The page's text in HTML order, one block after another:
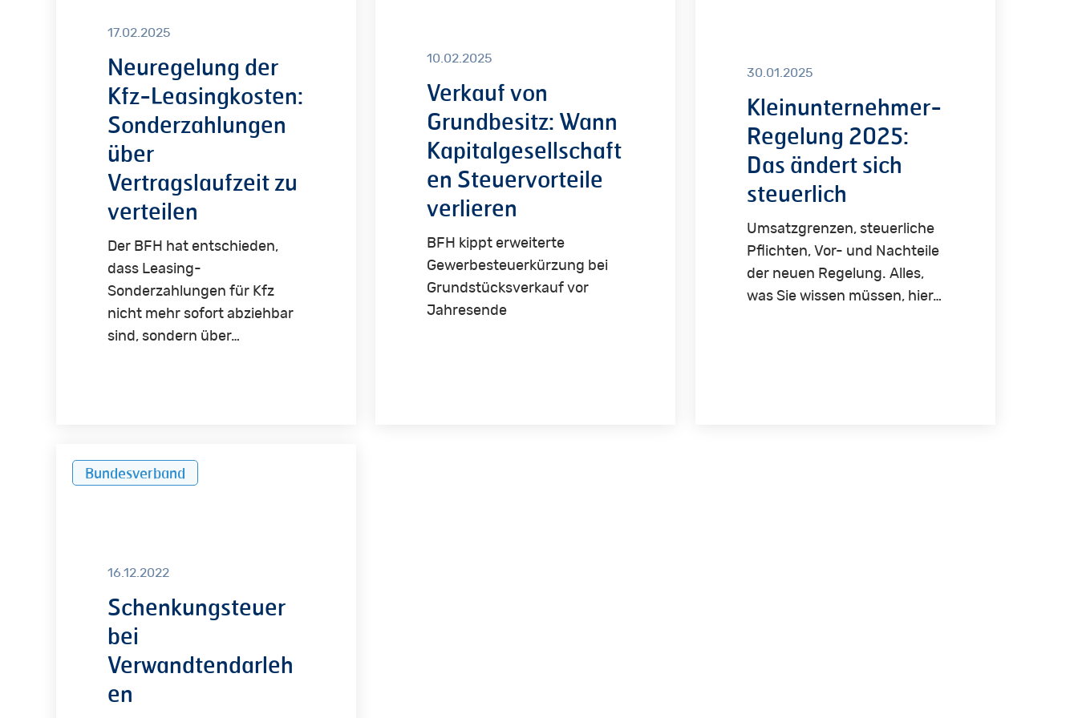
Vertragslaufzeit
verteilen
17.02.2025
Neuregelung der
Kfz-Leasingkosten:
Sonderzahlungen
über
Vertragslaufzeit zu
verteilen
Der BFH hat entschieden,
dass Leasing-
Sonderzahlungen für Kfz
nicht mehr sofort abziehbar
sind, sondern über…
Steuervorteile
verlieren
10.02.2025
Verkauf von
Grundbesitz: Wann
Kapitalgesellschaft
en Steuervorteile
verlieren
BFH kippt erweiterte
Gewerbesteuerkürzung bei
Grundstücksverkauf vor
Jahresende
30.01.2025
Kleinunternehmer-
Regelung 2025:
Das ändert sich
steuerlich
Umsatzgrenzen, steuerliche
Pflichten, Vor- und Nachteile
der neuen Regelung. Alles,
was Sie wissen müssen, hier…
Bundesverband
16.12.2022
Schenkungsteuer
bei
Verwandtendarleh
en